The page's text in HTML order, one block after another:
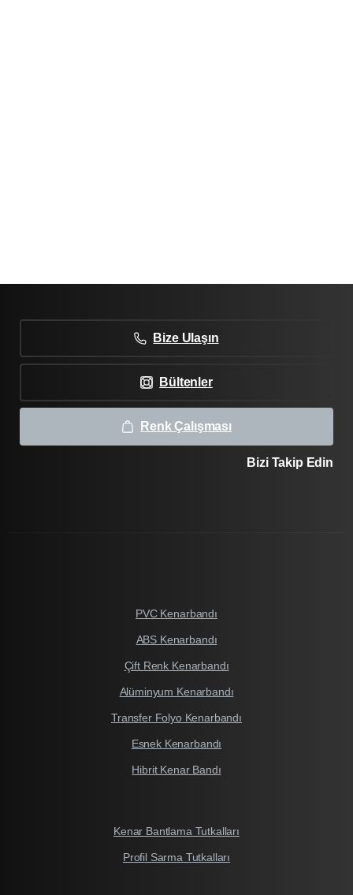
Bize Ulaşın
Bültenler
Renk Çalışması
Bizi Takip Edin
PVC Kenarbandı
ABS Kenarbandı
Çift Renk Kenarbandı
Alüminyum Kenarbandı
Transfer Folyo Kenarbandı
Esnek Kenarbandı
Hibrit Kenar Bandı
Kenar Bantlama Tutkalları
Profil Sarma Tutkalları